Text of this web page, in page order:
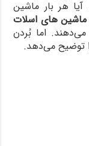
هر بار ماشین
ماشین‌ های اسلات
می‌دهند. اما بُردن
توضیح می‌دهد.